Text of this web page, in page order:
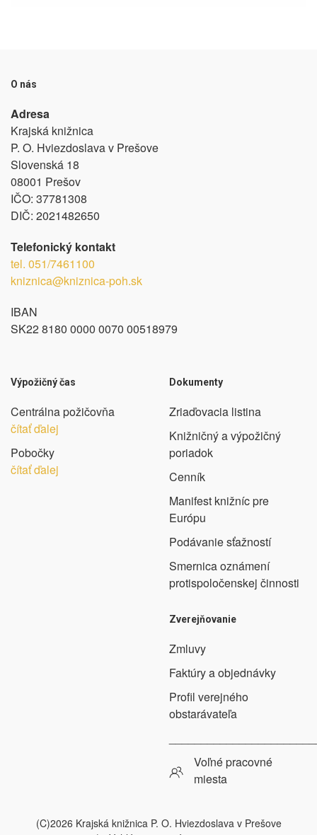
O nás
Adresa
Krajská knižnica
P. O. Hviezdoslava v Prešove
Slovenská 18
08001 Prešov
IČO: 37781308
DIČ: 2021482650
Telefonický kontakt
tel. 051/7461100
kniznica@kniznica-poh.sk
IBAN
SK22 8180 0000 0070 00518979
Výpožičný čas
Centrálna požičovňa
čítať ďalej
Pobočky
čítať ďalej
Dokumenty
Zriaďovacia listina
Knižničný a výpožičný
poriadok
Cenník
Manifest knižníc pre
Európu
Podávanie sťažností
Smernica oznámení
protispoločenskej činnosti
Zverejňovanie
Zmluvy
Faktúry a objednávky
Profil verejného
obstarávateľa
Voľné pracovné
miesta
(C)2026 Krajská knižnica P. O. Hviezdoslava v Prešove